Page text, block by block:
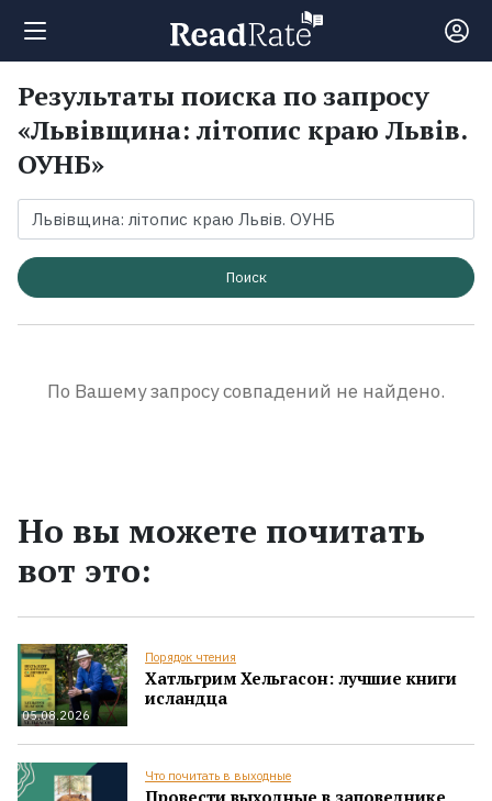
Поиск
Новости
Рейтинги
Экранизации
Результаты поиска по запросу
«Львівщина: літопис краю Львів.
ОУНБ»
Поиск
По Вашему запросу совпадений не найдено.
Но вы можете почитать
вот это:
05.08.2026
Порядок чтения
Хатльгрим Хельгасон: лучшие книги
исландца
Что почитать в выходные
Провести выходные в заповеднике